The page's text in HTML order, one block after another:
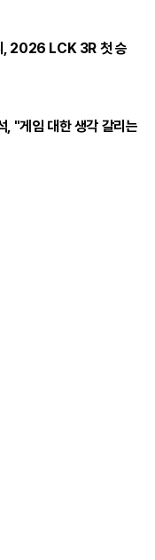
, 2026 LCK 3R 첫 승
, "게임 대한 생각 갈리는